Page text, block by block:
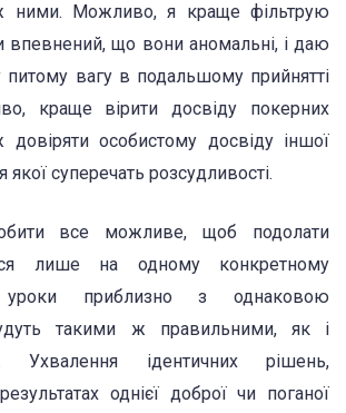
ними. Можливо, я краще фільтрую
впевнений, що вони аномальні, і даю
вагу в подальшому прийнятті
краще вірити досвіду покерних
довіряти особистому досвіду іншої
суперечать розсудливості.
все можливе, щоб подолати
лише на одному конкретному
приблизно з однаковою
такими ж правильними, як і
Ухвалення ідентичних рішень,
однієї доброї чи поганої